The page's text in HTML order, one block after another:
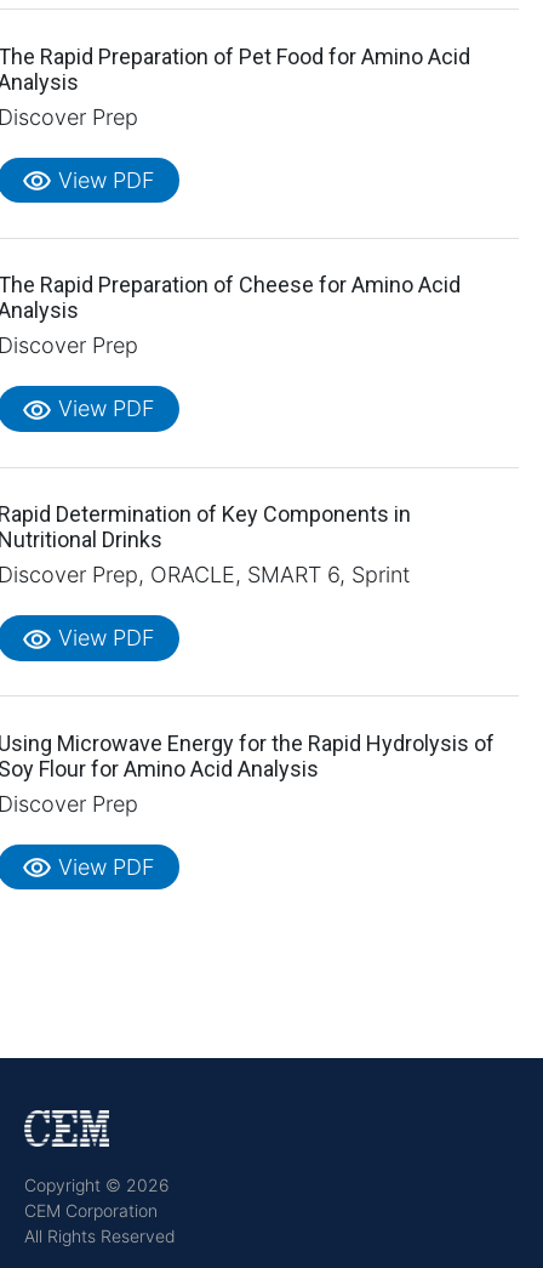
Rapid Preparation of Pet Food for Amino Acid
Prep
visibility View PDF
Rapid Preparation of Cheese for Amino Acid
Prep
visibility View PDF
Determination of Key Components in
Drinks
Prep, ORACLE, SMART 6, Sprint
visibility View PDF
Microwave Energy for the Rapid Hydrolysis of
Flour for Amino Acid Analysis
Prep
visibility View PDF
Copyright © 2026
CEM Corporation
All Rights Reserved